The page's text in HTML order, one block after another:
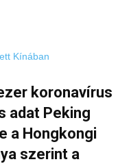
koronavírus
adat Peking
a Hongkongi
szerint a